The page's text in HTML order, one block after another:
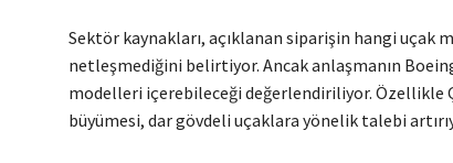
Sektör kaynakları, açıklanan siparişin hangi uçak
netleşmediğini belirtiyor. Ancak anlaşmanın
modelleri içerebileceği değerlendiriliyor. Özellikle
büyümesi, dar gövdeli uçaklara yönelik talebi